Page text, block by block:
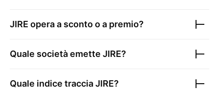
JIRE opera a sconto o a premio?
Quale società emette JIRE?
Quale indice tracciaJIRE?